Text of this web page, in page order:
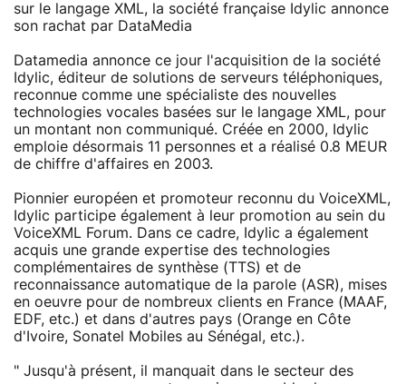
sur le langage XML, la société française Idylic annonce
son rachat par DataMedia
Datamedia annonce ce jour l'acquisition de la société
Idylic, éditeur de solutions de serveurs téléphoniques,
reconnue comme une spécialiste des nouvelles
technologies vocales basées sur le langage XML, pour
un montant non communiqué. Créée en 2000, Idylic
emploie désormais 11 personnes et a réalisé 0.8 MEUR
de chiffre d'affaires en 2003.
Pionnier européen et promoteur reconnu du VoiceXML,
Idylic participe également à leur promotion au sein du
VoiceXML Forum. Dans ce cadre, Idylic a également
acquis une grande expertise des technologies
complémentaires de synthèse (TTS) et de
reconnaissance automatique de la parole (ASR), mises
en oeuvre pour de nombreux clients en France (MAAF,
EDF, etc.) et dans d'autres pays (Orange en Côte
d'Ivoire, Sonatel Mobiles au Sénégal, etc.).
" Jusqu'à présent, il manquait dans le secteur des